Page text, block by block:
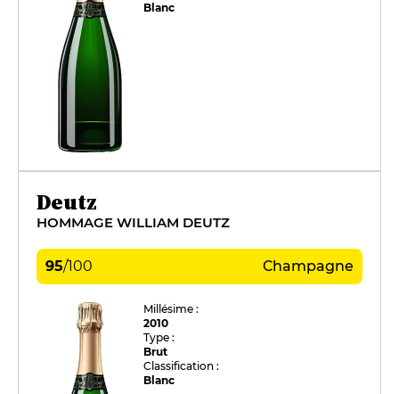
Blanc
Deutz
HOMMAGE WILLIAM DEUTZ
95/100 Champagne
Millésime :
2010
Type :
Brut
Classification :
Blanc